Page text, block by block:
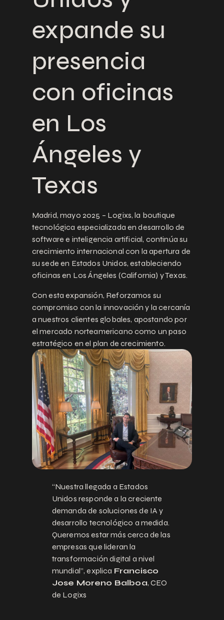
expande su
presencia
con oficinas
en Los
Ángeles y
Texas
Madrid, mayo 2025 – Logixs, la boutique
tecnológica especializada en desarrollo de
software e inteligencia artificial, continúa su
crecimiento internacional con la apertura de
su sede en Estados Unidos, estableciendo
oficinas en Los Ángeles (California) y Texas.
Con esta expansión, Reforzamos su
compromiso con la innovación y la cercanía
a nuestros clientes globales, apostando por
el mercado norteamericano como un paso
estratégico en el plan de crecimiento.
“Nuestra llegada a Estados
Unidos responde a la creciente
demanda de soluciones de IA y
desarrollo tecnológico a medida.
Queremos estar más cerca de las
empresas que lideran la
transformación digital a nivel
mundial”, explica Francisco
Jose Moreno Balboa, CEO
de Logixs